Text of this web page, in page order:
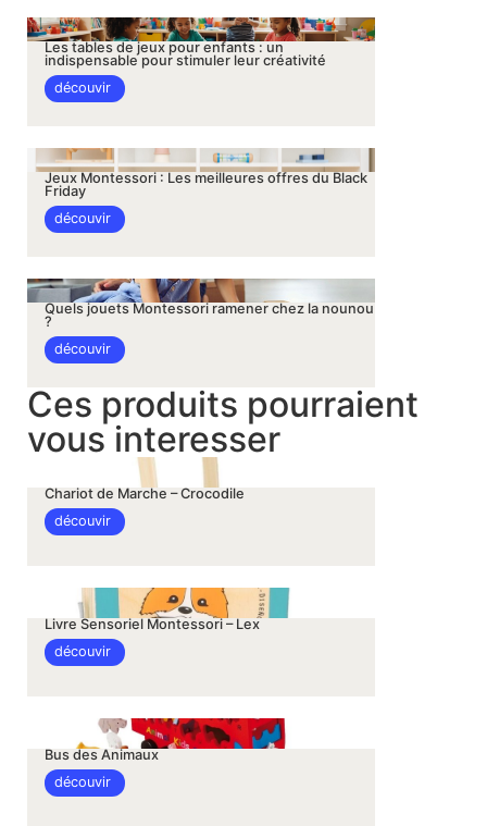
Les tables de jeux pour enfants : un
indispensable pour stimuler leur créativité
découvir
Jeux Montessori : Les meilleures offres du Black
Friday
découvir
Quels jouets Montessori ramener chez la nounou
?
découvir
Ces produits pourraient
vous interesser
Chariot de Marche – Crocodile
découvir
Livre Sensoriel Montessori – Lex
découvir
Bus des Animaux
découvir